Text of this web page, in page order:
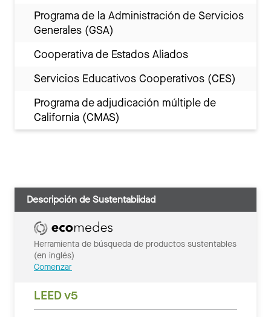
Programa de la Administración de Servicios
Generales (GSA)
Cooperativa de Estados Aliados
Servicios Educativos Cooperativos (CES)
Programa de adjudicación múltiple de
California (CMAS)
Descripción de Sustentabiidad
Herramienta de búsqueda de productos sustentables
(en inglés)
Comenzar
LEED v5